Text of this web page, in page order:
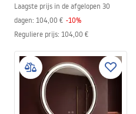
Laagste prijs in de afgelopen 30
dagen: 104,00 € -10%
Reguliere prijs: 104,00 €